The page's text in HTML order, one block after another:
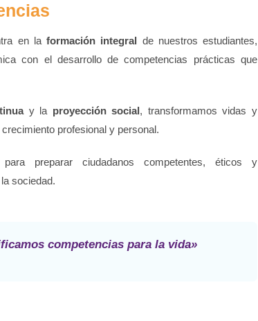
en laformación integral de nuestros estudiantes,
con el desarrollo de competencias prácticas que
y la proyección social, transformamos vidas y
profesional y personal.
preparar ciudadanos competentes, éticos y
sociedad.
competencias para la vida»